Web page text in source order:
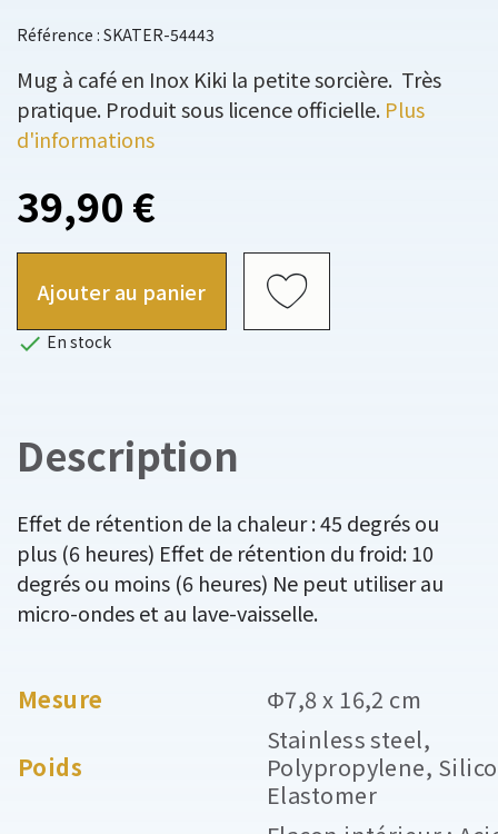
Référence : SKATER-54443
Mug à café en Inox Kiki la petite sorcière. Très
pratique. Produit sous licence officielle. Plus
d'informations
39,90 €
Ajouter au panier
 En stock
Description
Effet de rétention de la chaleur : 45 degrés ou
plus (6 heures) Effet de rétention du froid: 10
degrés ou moins (6 heures) Ne peut utiliser au
micro-ondes et au lave-vaisselle.
Mesure Φ7,8 x 16,2 cm
Poids
Stainless steel,
Polypropylene,
Elastomer